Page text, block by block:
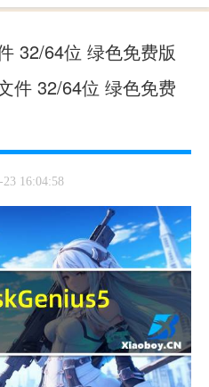
32/64位 绿色免费版
件 32/64位 绿色免费
23 16:04:58